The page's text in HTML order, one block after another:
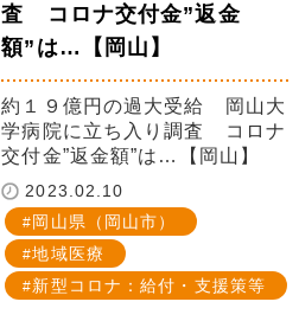
査 コロナ交付金”返金
額”は…【岡山】
約１９億円の過大受給 岡山大
学病院に立ち入り調査 コロナ
交付金”返金額”は…【岡山】
2023.02.10
岡山県（岡山市）
地域医療
新型コロナ：給付・支援策等